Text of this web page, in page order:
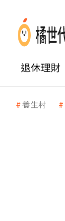
退休理財
養生村